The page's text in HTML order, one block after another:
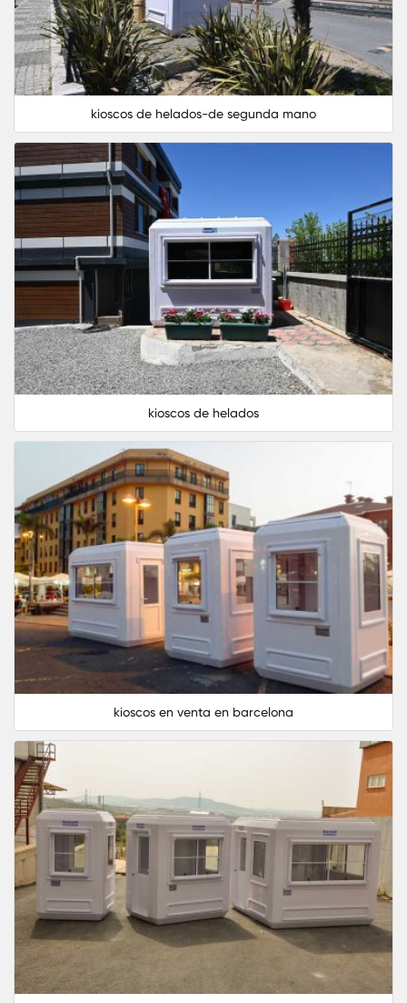
kioscos de helados-de segunda mano
kioscos de helados
kioscos en venta en barcelona